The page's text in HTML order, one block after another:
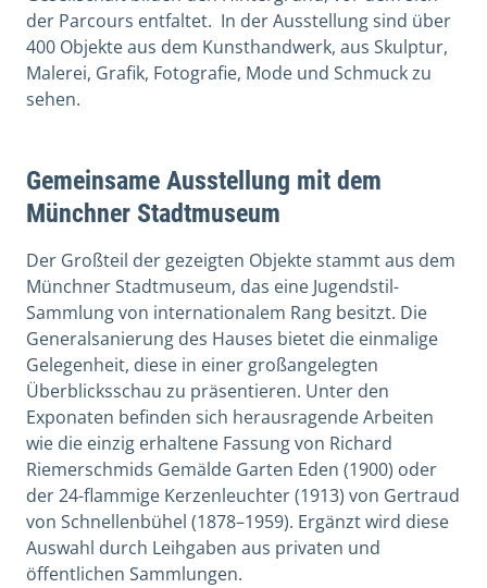
der Parcours entfaltet. In der Ausstellung sind über
400 Objekte aus dem Kunsthandwerk, aus Skulptur,
Malerei, Grafik, Fotografie, Mode und Schmuck zu
sehen.
Gemeinsame Ausstellung mit dem
Münchner Stadtmuseum
Der Großteil der gezeigten Objekte stammt aus dem
Münchner Stadtmuseum, das eine Jugendstil-
Sammlung von internationalem Rang besitzt. Die
Generalsanierung des Hauses bietet die einmalige
Gelegenheit, diese in einer großangelegten
Überblicksschau zu präsentieren. Unter den
Exponaten befinden sich herausragende Arbeiten
wie die einzig erhaltene Fassung von Richard
Riemerschmids Gemälde Garten Eden (1900) oder
der 24-flammige Kerzenleuchter (1913) von Gertraud
von Schnellenbühel (1878–1959). Ergänzt wird diese
Auswahl durch Leihgaben aus privaten und
öffentlichen Sammlungen.